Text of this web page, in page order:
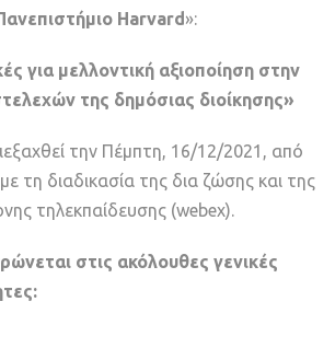
Harvard»:
για μελλοντική αξιοποίηση στην
της δημόσιας διοίκησης»
την Πέμπτη, 16/12/2021, από
τη διαδικασία της δια ζώσης και της
τηλεκπαίδευσης (webex).
στις ακόλουθες γενικές